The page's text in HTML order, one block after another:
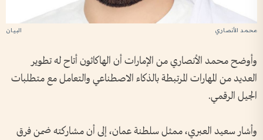
البيان محمد الأنصاري
وأوضح محمد الأنصاري من الإمارات أن الهاكاثون أتاح له تطوير
العديد من المهارات المرتبطة بالذكاء الاصطناعي والتعامل مع متطلبات
الجيل الرقمي.
وأشار سعيد العبري، ممثل سلطنة عمان، إلى أن مشاركته ضمن فرق